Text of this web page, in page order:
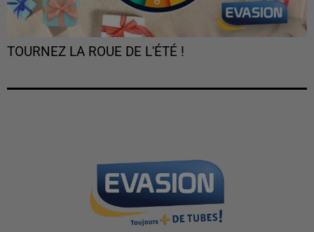
TOURNEZ LA ROUE DE L'ÉTÉ !